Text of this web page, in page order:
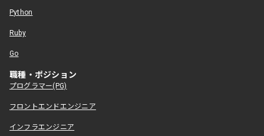
Python
Ruby
Go
職種・ポジション
プログラマー(PG)
フロントエンドエンジニア
インフラエンジニア